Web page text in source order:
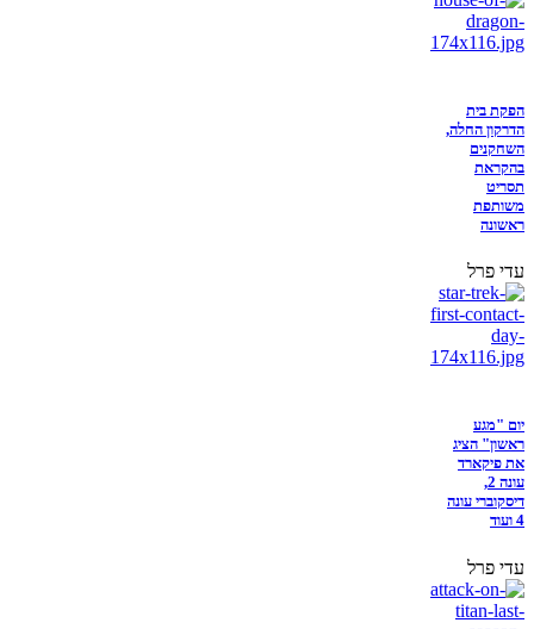
הפקת בית
הדרקון החלה,
השחקנים
בהקראת
תסריט
משותפת
ראשונה
עדי פרל
יום "מגע
ראשון" הציג
את פיקארד
עונה 2,
דיסקוברי עונה
4 ועוד
עדי פרל